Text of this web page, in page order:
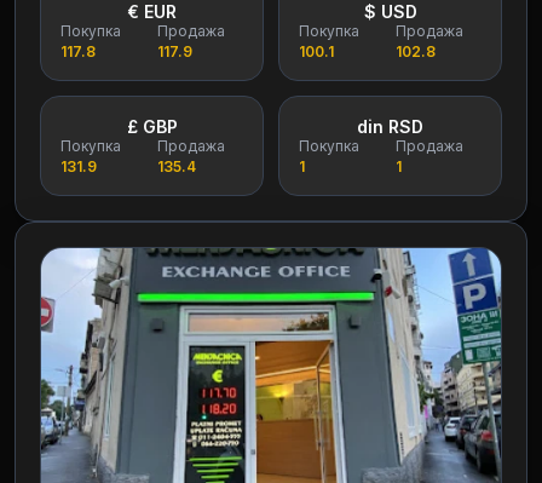
€ EUR
Покупка
117.8
Продажа
117.9
$ USD
Покупка
100.1
Продажа
102.8
£ GBP
Покупка
131.9
Продажа
135.4
din RSD
Покупка
1
Продажа
1